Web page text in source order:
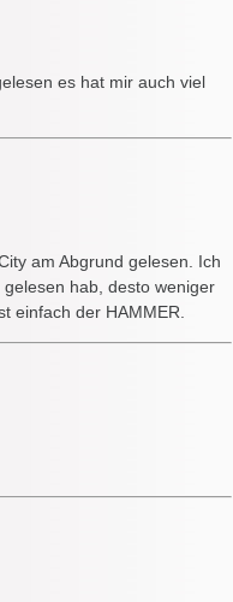
es hat mir auch viel
am Abgrund gelesen. Ich
hab, desto weniger
einfach der HAMMER.